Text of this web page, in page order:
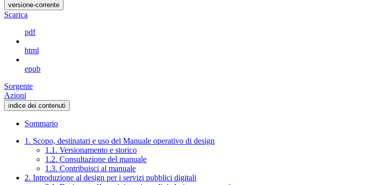
versione-corrente
Scarica
pdf
html
epub
Sorgente
Azioni
indice dei contenuti
Sommario
1. Scopo, destinatari e uso del Manuale operativo di design
1.1. Versionamento e storico
1.2. Consultazione del manuale
1.3. Contribuisci al manuale
2. Introduzione al design per i servizi pubblici digitali